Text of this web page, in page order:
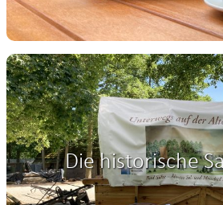
Die historische